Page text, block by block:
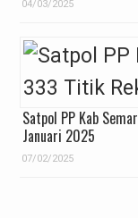
04/03/2025
Satpol PP Kab
Januari 2025
07/02/2025